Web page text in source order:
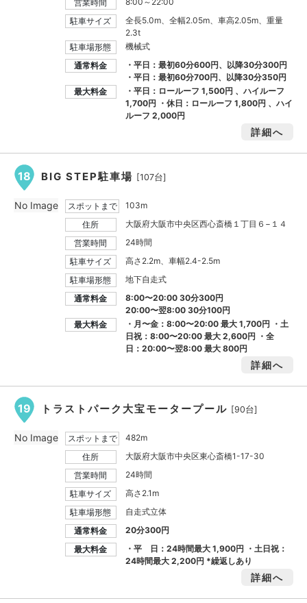
営業時間
駐車サイズ
全長5.0m、全幅2.05m、車高2.05m、重量
2.3t
駐車場形態
機械式
通常料金
・平日：最初60分600円、以降30分300円
・平日：最初60分700円、以降30分350円
最大料金
・平日：ロールーフ1,500円 、ハイルーフ
1,700円 ・休日：ロールーフ1,800円 、ハイ
ルーフ2,000円
詳細へ
18 BIG STEP駐車場 [107台]
スポットまで
103m
住所
大阪府大阪市中央区西心斎橋１丁目６−１４
営業時間
24時間
駐車サイズ
高さ2.2m、車幅2.4-2.5m
駐車場形態
地下自走式
通常料金
8:00〜20:00 30分300円
20:00〜翌8:00 30分100円
最大料金
・月〜金：8:00〜20:00 最大1,700円 ・土
日祝：8:00〜20:00 最大2,600円 ・全
日：20:00〜翌8:00 最大800円
詳細へ
No Image
19 トラストパーク大宝モータープール [90台]
スポットまで
482m
住所
大阪府大阪市中央区東心斎橋1-17-30
営業時間
24時間
駐車サイズ
高さ2.1m
駐車場形態
自走式立体
通常料金
20分300円
最大料金
・平 日：24時間最大1,900円 ・土日祝：
24時間最大2,200円 *繰返しあり
詳細へ
No Image